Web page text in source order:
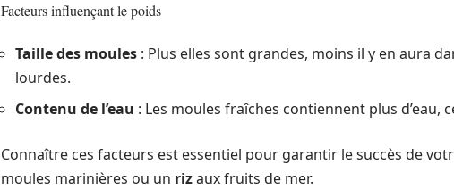
Facteurs influençant le poids
Taille des moules : Plus elles sont grandes, moins il y en aura
lourdes.
Contenu de l’eau : Les moules fraîches contiennent plus d’eau,
Connaître ces facteurs est essentiel pour garantir le succès de
moules marinières ou un rizaux fruits de mer.